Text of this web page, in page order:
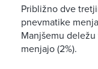
Približno dve
pnevmatike
Manjšemu
menjajo (2%).